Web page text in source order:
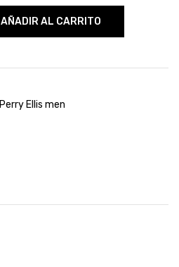
AÑADIR AL CARRITO
Perry Ellis men